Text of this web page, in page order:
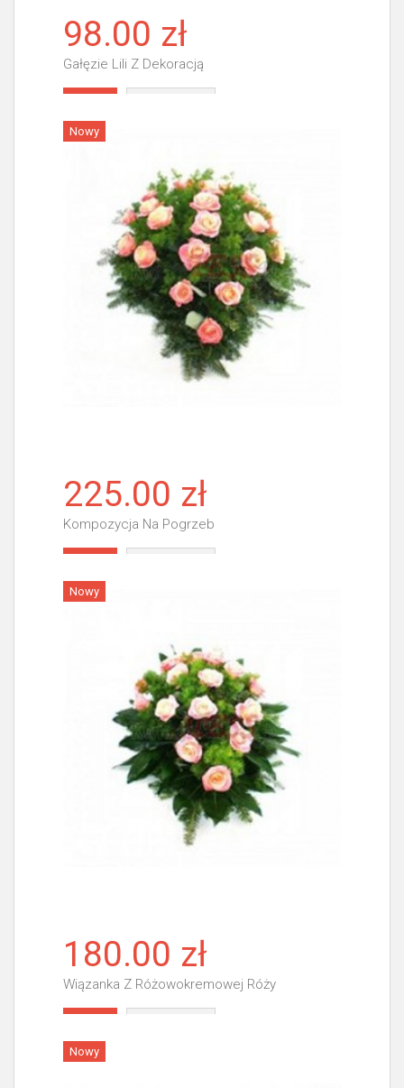
98.00 zł
Gałęzie Lili Z Dekoracją
Nowy
225.00 zł
Kompozycja Na Pogrzeb
Nowy
180.00 zł
Wiązanka Z Różowokremowej Róży
Nowy